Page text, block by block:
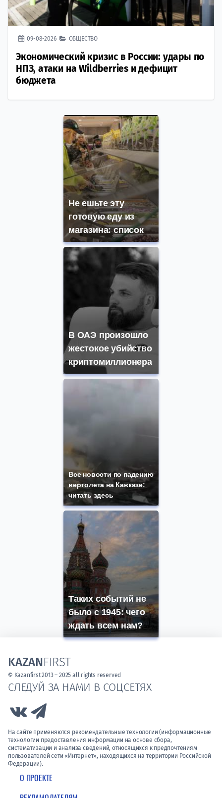
09-08-2026 ОБЩЕСТВО
Экономический кризис в России: удары по
НПЗ, атаки на Wildberries и дефицит
бюджета
Не ешьте эту
готовую еду из
магазина: список
В ОАЭ произошло
жестокое убийство
криптомиллионера
Все новости по падению
вертолета на Кавказе:
читать здесь
Таких событий не
было с 1945: чего
ждать всем нам?
О ПРОЕКТЕ
СЛЕДУЙ ЗА НАМИ В СОЦСЕТЯХ
Link to Vk
На сайте применяются рекомендательные технологии (информационные
технологии предоставления информации на основе сбора,
систематизации и анализа сведений, относящихся к предпочтениям
пользователей сети «Интернет», находящихся на территории Российской
Федерации).
KAZANFIRST
© Kazanfirst 2013 – 2025 all rights reserved